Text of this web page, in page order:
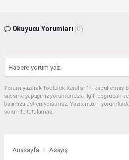
Okuyucu Yorumları (0)
Yorum yazarak Topluluk Kuralları’nı kabul
sitesine yaptığınız yorumunuzla ilgili doğrudan
başınıza üstleniyorsunuz. Yazılan tüm
sorumlu tutulamaz.
Anasayfa Asayiş